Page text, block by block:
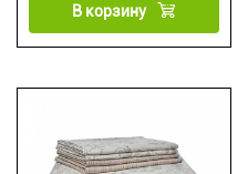
В корзину